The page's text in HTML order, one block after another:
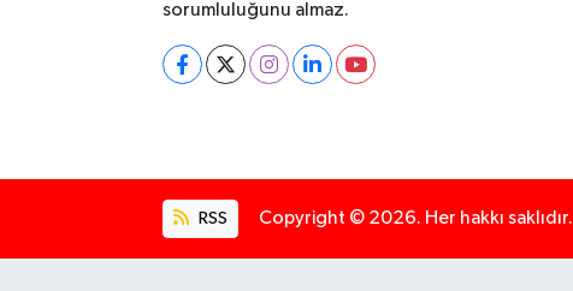
sorumluluğunu almaz.
RSS Copyright © 2026. Her hakkı saklıdır.